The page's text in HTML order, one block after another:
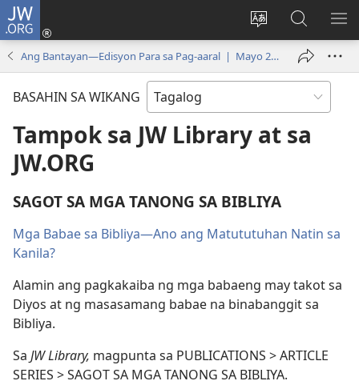
JW.ORG
Baguhin
ang
ng
Mag-
log
(may
bubukas
bagong
window)
sa
JW.ORG
Ang Bantayan—Edisyon Para sa Pag-aaral | Mayo 2021
BASAHIN SA WIKANG
Tampok sa JW Library at sa
JW.ORG
SAGOT SA MGA TANONG SA BIBLIYA
Mga Babae sa Bibliya—Ano ang Matututuhan Natin sa
Kanila?
Alamin ang pagkakaiba ng mga babaeng may takot sa
Diyos at ng masasamang babae na binabanggit sa
Bibliya.
Sa JW Library, magpunta sa PUBLICATIONS > ARTICLE
SERIES > SAGOT SA MGA TANONG SA BIBLIYA.